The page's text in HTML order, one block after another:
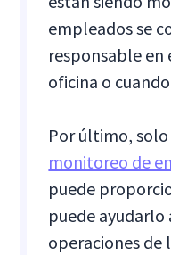
empleados se
responsable en
oficina o
Por último,
monitoreo de
puede
puede
operaciones de